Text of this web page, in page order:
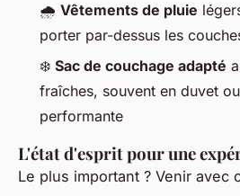
🌧️ Vêtements de pluie
porter par-dessus les
❄️ Sac de couchage adapté
fraîches, souvent en duvet
performante
L'état d'esprit pour une
Le plus important ? Venir avec